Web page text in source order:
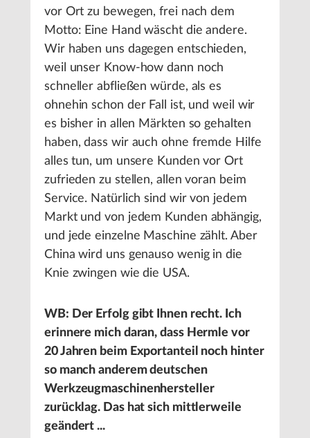
vor Ort zu bewegen, frei nach dem
Motto: Eine Hand wäscht die andere.
Wir haben uns dagegen entschieden,
weil unser Know-how dann noch
schneller abfließen würde, als es
ohnehin schon der Fall ist, und weil wir
es bisher in allen Märkten so gehalten
haben, dass wir auch ohne fremde Hilfe
alles tun, um unsere Kunden vor Ort
zufrieden zu stellen, allen voran beim
Service. Natürlich sind wir von jedem
Markt und von jedem Kunden abhängig,
und jede einzelne Maschine zählt. Aber
China wird uns genauso wenig in die
Knie zwingen wie die USA.
WB: Der Erfolg gibt Ihnen recht. Ich
erinnere mich daran, dass Hermle vor
20 Jahren beim Exportanteil noch hinter
so manch anderem deutschen
Werkzeugmaschinenhersteller
zurücklag. Das hat sich mittlerweile
geändert ...